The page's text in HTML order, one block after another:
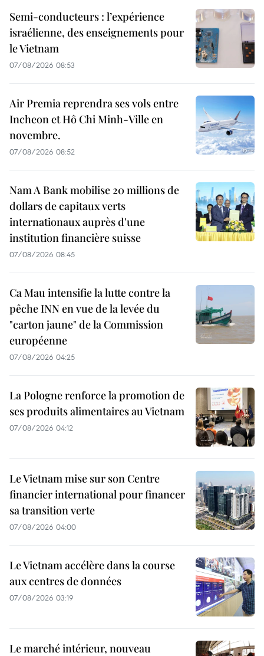
Semi-conducteurs : l’expérience
israélienne, des enseignements pour
le Vietnam
07/08/2026 08:53
Air Premia reprendra ses vols entre
Incheon et Hô Chi Minh-Ville en
novembre.
07/08/2026 08:52
Nam A Bank mobilise 20 millions de
dollars de capitaux verts
internationaux auprès d'une
institution financière suisse
07/08/2026 08:45
Ca Mau intensifie la lutte contre la
pêche INN en vue de la levée du
"carton jaune" de la Commission
européenne
07/08/2026 04:25
La Pologne renforce la promotion de
ses produits alimentaires au Vietnam
07/08/2026 04:12
Le Vietnam mise sur son Centre
financier international pour financer
sa transition verte
07/08/2026 04:00
Le Vietnam accélère dans la course
aux centres de données
07/08/2026 03:19
Le marché intérieur, nouveau